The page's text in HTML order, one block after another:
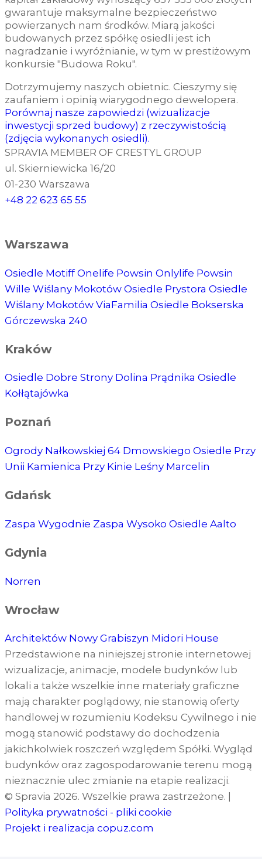
gwarantuje maksymalne bezpieczeństwo
powierzanych nam środków. Miarą jakości
budowanych przez spółkę osiedli jest ich
nagradzanie i wyróżnianie, w tym w prestiżowym
konkursie "Budowa Roku".
Dotrzymujemy naszych obietnic. Cieszymy się
zaufaniem i opinią wiarygodnego dewelopera.
Porównaj nasze zapowiedzi (wizualizacje
inwestycji sprzed budowy) z rzeczywistością
(zdjęcia wykonanych osiedli).
SPRAVIA MEMBER OF CRESTYL GROUP
ul. Skierniewicka 16/20
01-230 Warszawa
+48 22 623 65 55
Warszawa
Osiedle MotiffOnelife Powsin Onlylife Powsin
Wille Wiślany Mokotów Osiedle Prystora Osiedle
Wiślany Mokotów ViaFamilia Osiedle Bokserska
Górczewska 240
Kraków
Osiedle Dobre Strony Dolina Prądnika Osiedle
Kołłątajówka
Poznań
Ogrody Nałkowskiej 64 Dmowskiego Osiedle Przy
Unii Kamienica Przy Kinie Leśny Marcelin
Gdańsk
Zaspa Wygodnie Zaspa Wysoko Osiedle Aalto
Gdynia
Norren
Wrocław
Architektów Nowy Grabiszyn Midori House
Przedstawione na niniejszej stronie internetowej
wizualizacje, animacje, modele budynków lub
lokali a także wszelkie inne materiały graficzne
mają charakter poglądowy, nie stanowią oferty
handlowej w rozumieniu Kodeksu Cywilnego i nie
mogą stanowić podstawy do dochodzenia
jakichkolwiek roszczeń względem Spółki. Wygląd
budynków oraz zagospodarowanie terenu mogą
nieznacznie ulec zmianie na etapie realizacji.
© Spravia 2026. Wszelkie prawa zastrzeżone.
Polityka prywatności - pliki cookie
Projekt i realizacja copuz.com